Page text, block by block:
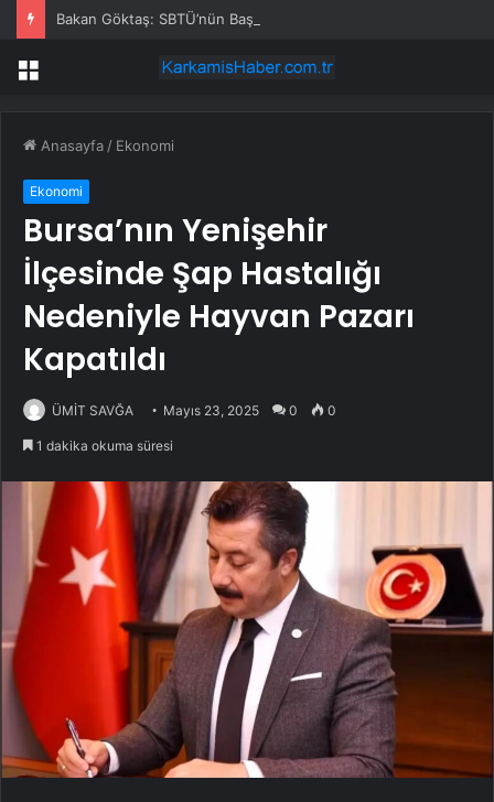
Bakan Göktaş: SBTÜ’nün Başarıları Gurur Verici
Menü
Anasayfa / Ekonomi
Ekonomi
Bursa’nın Yenişehir
İlçesinde Şap Hastalığı
Nedeniyle Hayvan Pazarı
Kapatıldı
ÜMİT SAVĞA Mayıs 23, 2025 0 0
1 dakika okuma süresi